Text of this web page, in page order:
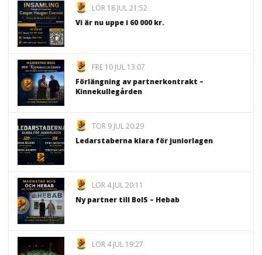
LÖR 18 JUL 21:52
Vi är nu uppe i 60 000 kr.
FRE 10 JUL 13:07
Förlängning av partnerkontrakt –
Kinnekullegården
TOR 9 JUL 20:29
Ledarstaberna klara för juniorlagen
LÖR 4 JUL 20:11
Ny partner till BoIS – Hebab
LÖR 4 JUL 19:27